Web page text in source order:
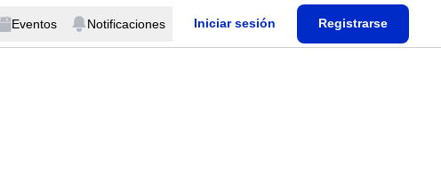
Eventos Notificaciones Iniciar sesión Registrarse